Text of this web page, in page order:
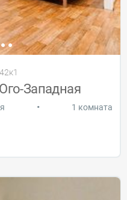
Западная
• 1 комната